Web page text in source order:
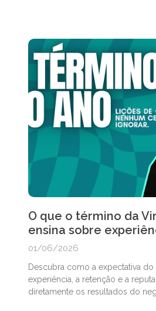
O que o término da
ensina sobre
01/06/2026
Descubra como a expectativa
experiência, a retenção e a
diretamente os resultados do